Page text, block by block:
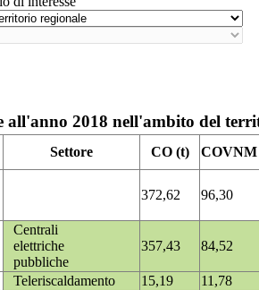
all'anno 2018 nell'ambito del
Settore CO (t)
COVNM
372,62 96,30
Centrali
elettriche
pubbliche
357,43 84,52
Teleriscaldamento 15,19
11,78